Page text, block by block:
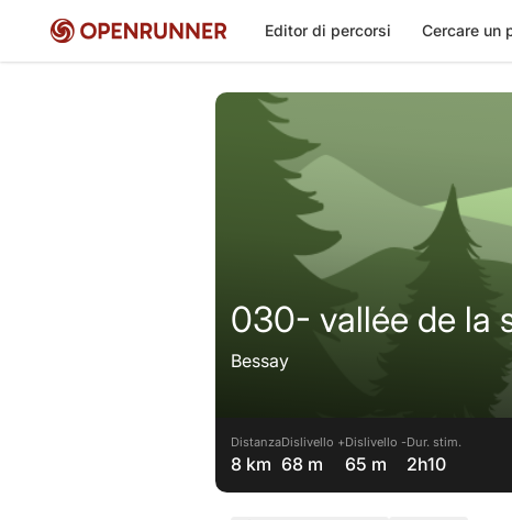
Editor di percorsi Cercare un
030- vallée de la
Bessay
Distanza
8 km
Dislivello +
68 m
Dislivello -
65 m
Dur. stim.
2h10